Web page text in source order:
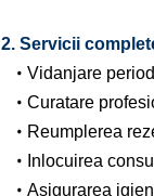
2. Servicii
Vidanjare
Curatare
Reumplerea
Inlocuirea
Asigurarea